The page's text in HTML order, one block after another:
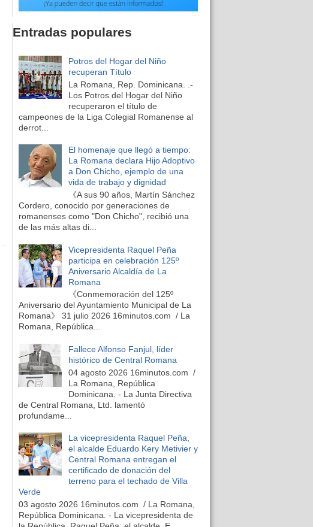
Entradas populares
Potros del Hogar del Niño
recuperan Título
La Romana, Rep. Dominicana. .-
Los Potros del Hogar del Niño
recuperaron el título de
campeones de la Liga Colegial Romanense al
derrot...
El homenaje que llegó a tiempo:
La Romana declara Hijo Adoptivo
a Don Chicho, ejemplo de una
vida de trabajo y dignidad
《A sus 90 años, Martín Sánchez
Cordero, conocido por generaciones de
romanenses como "Don Chicho", recibió una
de las más altas di...
Vicepresidenta Raquel Peña
participa en celebración 125º
Aniversario Alcaldía de La
Romana
《Conmemoración del 125º
Aniversario del Ayuntamiento Municipal de La
Romana》 31 julio 2026 16minutos.com / La
Romana, República...
Fallece Alfonso Fanjul, líder
histórico de Central Romana
04 agosto 2026 16minutos.com /
La Romana, República
Dominicana. - La Junta Directiva
de Central Romana, Ltd. lamentó
profundame...
La vicepresidenta Raquel Peña,
el alcalde Eduardo Kery Metivier y
Central Romana entregan el
certificado de donación del
terreno para el techado de Villa
Verde
03 agosto 2026 16minutos.com / La Romana,
República Dominicana. - La vicepresidenta de